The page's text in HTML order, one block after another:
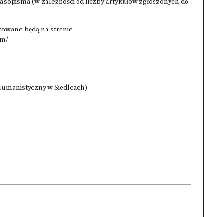
(w zależności od liczby artykułów zgłoszonych do
będą na stronie
w Siedlcach)